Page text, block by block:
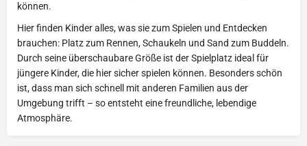
können.
Hier finden Kinder alles, was sie zum Spielen und Entdecken
brauchen: Platz zum Rennen, Schaukeln und Sand zum Buddeln.
Durch seine überschaubare Größe ist der Spielplatz ideal für
jüngere Kinder, die hier sicher spielen können. Besonders schön
ist, dass man sich schnell mit anderen Familien aus der
Umgebung trifft – so entsteht eine freundliche, lebendige
Atmosphäre.